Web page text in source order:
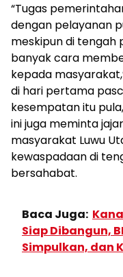
“Tugas
dengan pelayanan
meskipun di tengah
banyak cara
kepada
di hari pertama
kesempatan itu
ini juga meminta
masyarakat Luwu
kewaspadaan di
bersahabat.
Baca Juga:
Siap Dibangun,
Simpulkan, dan